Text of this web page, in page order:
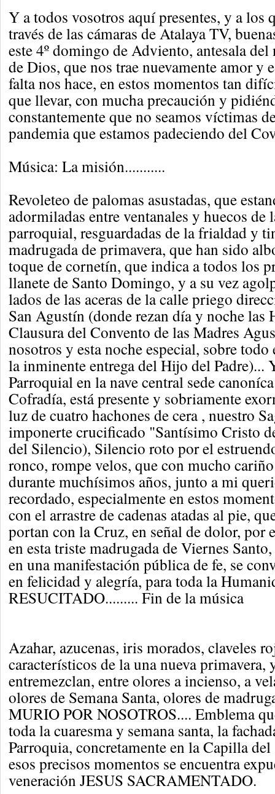
Y a todos vosotros aquí presentes, y a los
través de las cámaras de Atalaya TV,
este 4º domingo de Adviento, antesala
de Dios, que nos trae nuevamente amor y
falta nos hace, en estos momentos tan
que llevar, con mucha precaución y
constantemente que no seamos víctimas
pandemia que estamos padeciendo del
Música: La misión...........
Revoleteo de palomas asustadas, que
adormiladas entre ventanales y huecos de
parroquial, resguardadas de la frialdad y
madrugada de primavera, que han sido
toque de cornetín, que indica a todos los
llanete de Santo Domingo, y a su vez
lados de las aceras de la calle priego
San Agustín (donde rezan día y noche las
Clausura del Convento de las Madres
nosotros y esta noche especial, sobre todo
la inminente entrega del Hijo del Padre)...
Parroquial en la nave central sede
Cofradía, está presente y sobriamente
luz de cuatro hachones de cera , nuestro
imponerte crucificado "Santísimo Cristo
del Silencio), Silencio roto por el
ronco, rompe velos, que con mucho
durante muchísimos años, junto a mi
recordado, especialmente en estos
con el arrastre de cadenas atadas al pie,
portan con la Cruz, en señal de dolor, por
en esta triste madrugada de Viernes
en una manifestación pública de fe, se
en felicidad y alegría, para toda la
RESUCITADO......... Fin de la música
Azahar, azucenas, iris morados, claveles
característicos de la una nueva primavera,
entremezclan, entre olores a incienso, a
olores de Semana Santa, olores de
MURIO POR NOSOTROS.... Emblema
toda la cuaresma y semana santa, la
Parroquia, concretamente en la Capilla
esos precisos momentos se encuentra
veneración JESUS SACRAMENTADO.